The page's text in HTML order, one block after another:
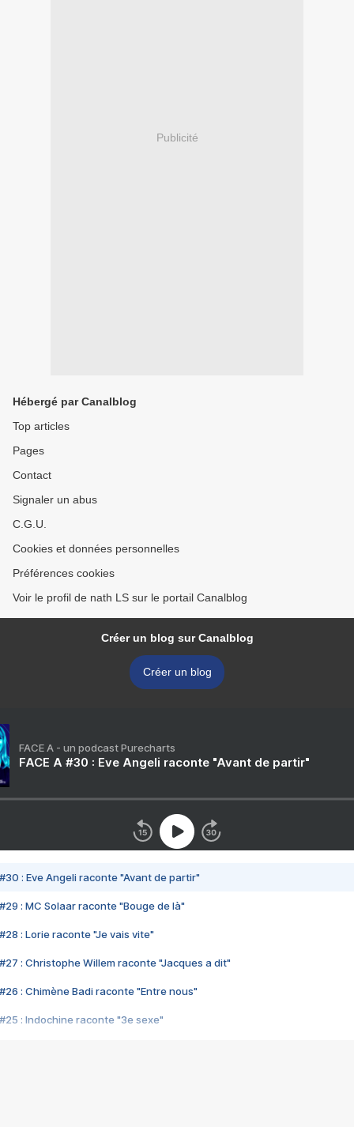
Publicité
Hébergé par Canalblog
Top articles
Pages
Contact
Signaler un abus
C.G.U.
Cookies et données personnelles
Préférences cookies
Voir le profil de nath LS sur le portail Canalblog
Créer un blog sur Canalblog
Créer un blog
FACE A - un podcast Purecharts
FACE A #30 : Eve Angeli raconte "Avant de partir"
#30 : Eve Angeli raconte "Avant de partir"
#29 : MC Solaar raconte "Bouge de là"
#28 : Lorie raconte "Je vais vite"
#27 : Christophe Willem raconte "Jacques a dit"
#26 : Chimène Badi raconte "Entre nous"
#25 : Indochine raconte "3e sexe"